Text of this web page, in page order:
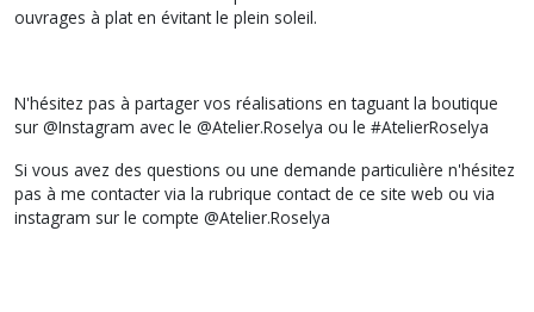
ouvrages à plat en évitant le plein soleil.
N'hésitez pas à partager vos réalisations en taguant la boutique
sur @Instagram avec le @Atelier.Roselya ou le #AtelierRoselya
Si vous avez des questions ou une demande particulière n'hésitez
pas à me contacter via la rubrique contact de ce site web ou via
instagram sur le compte @Atelier.Roselya